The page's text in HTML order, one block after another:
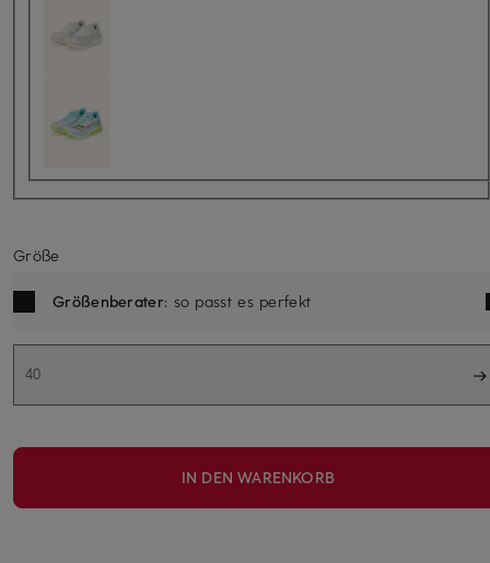
Größe
Größenberater: so passt es perfekt
40
IN DEN WARENKORB